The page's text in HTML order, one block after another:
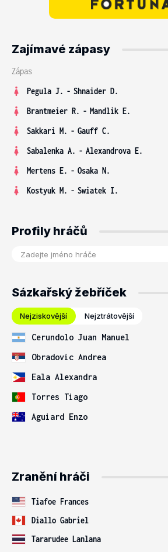
Zajímavé zápasy
Zápas
Pegula J. - Shnaider D.
Brantmeier R. - Mandlik E.
Sakkari M. - Gauff C.
Sabalenka A. - Alexandrova E.
Mertens E. - Osaka N.
Kostyuk M. - Swiatek I.
Profily hráčů
Sázkařský žebříček
Nejziskovější Nejztrátovější
Cerundolo Juan Manuel
Obradovic Andrea
Eala Alexandra
Torres Tiago
Aguiard Enzo
Zranění hráči
Tiafoe Frances
Diallo Gabriel
Tararudee Lanlana